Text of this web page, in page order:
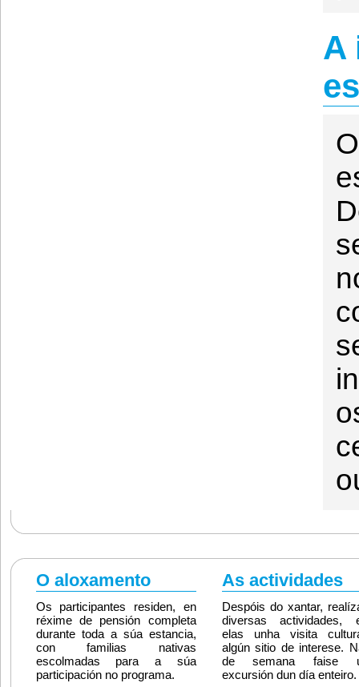
A
O aloxamento
Os participantes residen, en
réxime de pensión completa
durante toda a súa estancia,
con familias nativas
escolmadas para a súa
participación no programa.
As actividades
Despóis do xantar,
diversas actividades,
elas unha visita
algún sitio de interese.
de semana faise
excursión dun día enteiro.